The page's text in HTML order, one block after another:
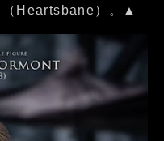
（Heartsbane）。▲